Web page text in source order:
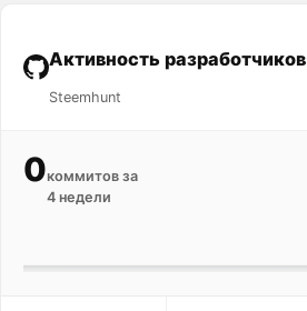
Активность разработчиков
Steemhunt
0коммитов за
4 недели